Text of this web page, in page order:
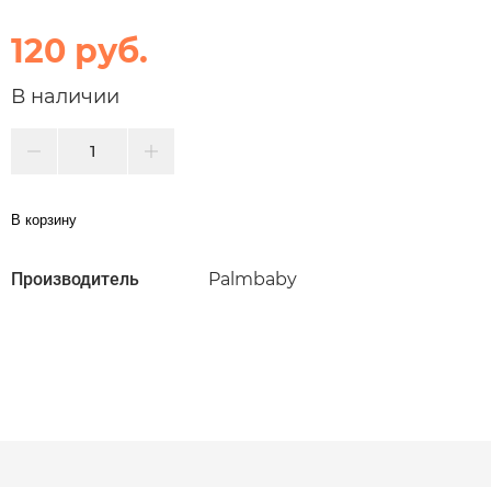
120 руб.
В наличии
В корзину
Производитель Palmbaby